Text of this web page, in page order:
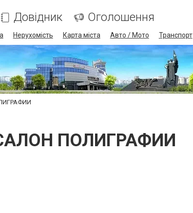
Довідник Оголошення
Нерухомість Карта міста Авто / Мото Транспорт
ПОЛИГРАФИИ